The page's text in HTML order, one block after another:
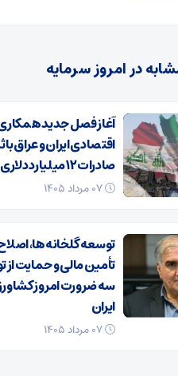
در امروز سرمایه
آغاز فصل جدید
اقتصادی ایران و عراق
صادرات ۱۲ میلیارد دلاری
توسعه گلخانه‌ها،
تأمین مالی و حمایت از
سه ضرورت امروز
ایران